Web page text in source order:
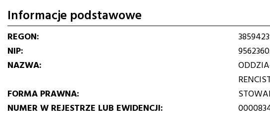
Informacje podstawowe
REGON
NIP
NAZWA
FORMA PRAWNA
NUMER W REJESTRZE LUB EWIDENCJI